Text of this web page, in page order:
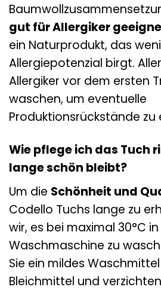
gut für Allergiker
ein Naturprodukt, das
Allergiepotenzial birgt.
Allergiker vor dem ersten
waschen, um eventuelle
Produktionsrückstände zu
Wie pflege ich das Tuch
lange schön bleibt?
Um die Schönheit und
Codello Tuchs lange zu
wir, es bei maximal 30°C
Waschmaschine zu
Sie ein mildes
Bleichmittel und